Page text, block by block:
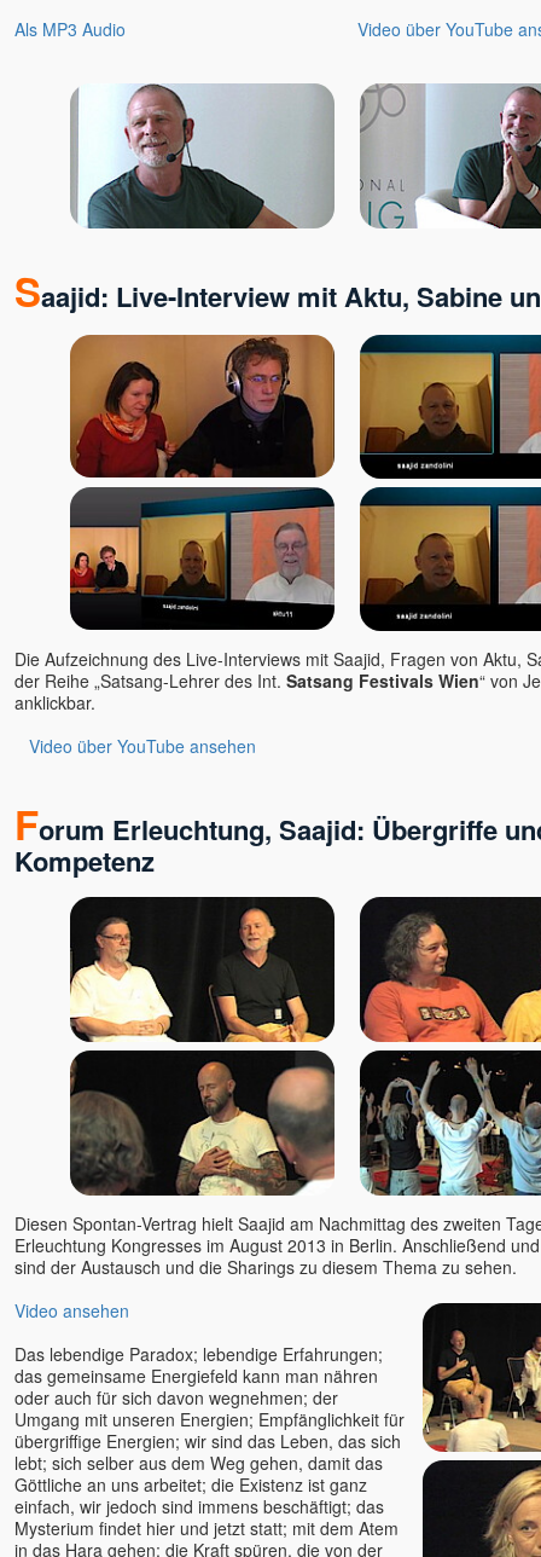
Als MP3 Audio
Video über YouTube
Saajid: Live-Interview mit Aktu, Sabine
Die Aufzeichnung des Live-Interviews mit Saajid, Fragen von Aktu,
der Reihe „Satsang-Lehrer des Int. Satsang Festivals Wien“ von
anklickbar.
Video über YouTube ansehen
Forum Erleuchtung, Saajid: Übergriffe
Kompetenz
Diesen Spontan-Vertrag hielt Saajid am Nachmittag des zweiten
Erleuchtung Kongresses im August 2013 in Berlin. Anschließend
sind der Austausch und die Sharings zu diesem Thema zu sehen.
Video ansehen
Das lebendige Paradox; lebendige Erfahrungen;
das gemeinsame Energiefeld kann man nähren
oder auch für sich davon wegnehmen; der
Umgang mit unseren Energien; Empfänglichkeit für
übergriffige Energien; wir sind das Leben, das sich
lebt; sich selber aus dem Weg gehen, damit das
Göttliche an uns arbeitet; die Existenz ist ganz
einfach, wir jedoch sind immens beschäftigt; das
Mysterium findet hier und jetzt statt; mit dem Atem
in das Hara gehen; die Kraft spüren, die von der